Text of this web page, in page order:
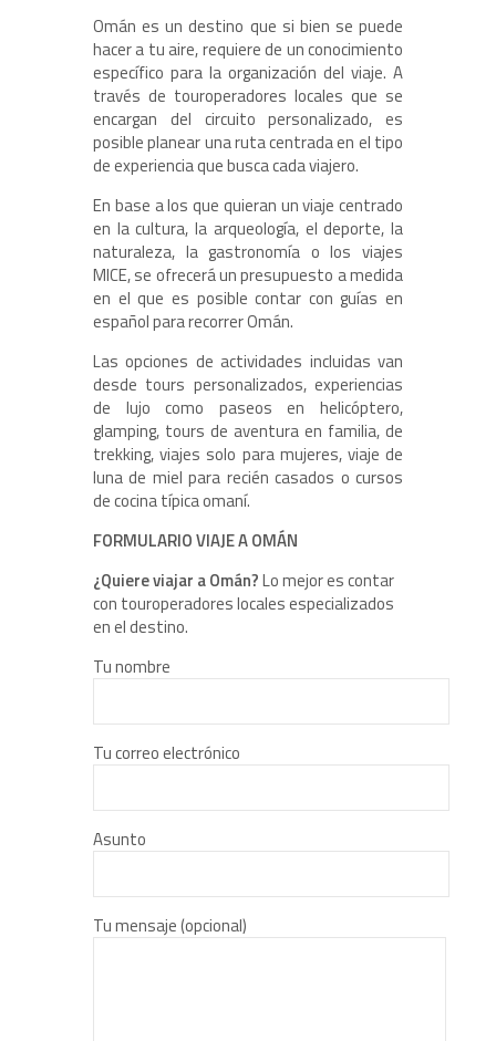
Omán es un destino que si bien se puede
hacer a tu aire, requiere de un conocimiento
específico para la organización del viaje. A
través de touroperadores locales que se
encargan del circuito personalizado, es
posible planear una ruta centrada en el tipo
de experiencia que busca cada viajero.
En base a los que quieran un viaje centrado
en la cultura, la arqueología, el deporte, la
naturaleza, la gastronomía o los viajes
MICE, se ofrecerá un presupuesto a medida
en el que es posible contar con guías en
español para recorrer Omán.
Las opciones de actividades incluidas van
desde tours personalizados, experiencias
de lujo como paseos en helicóptero,
glamping, tours de aventura en familia, de
trekking, viajes solo para mujeres, viaje de
luna de miel para recién casados o cursos
de cocina típica omaní.
FORMULARIO VIAJE A OMÁN
¿Quiere viajar a Omán?Lo mejor es contar
con touroperadores locales especializados
en el destino.
Tu nombre
Tu correo electrónico
Asunto
Tu mensaje (opcional)